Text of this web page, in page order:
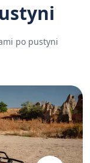
po pustyni